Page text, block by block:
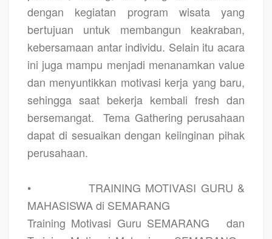
dengan kegiatan program wisata yang
bertujuan untuk membangun keakraban,
kebersamaan antar individu. Selain itu acara
ini juga mampu menjadi menanamkan value
dan menyuntikkan motivasi kerja yang baru,
sehingga saat bekerja kembali fresh dan
bersemangat.
Tema Gathering perusahaan
dapat di sesuaikan dengan keiinginan pihak
perusahaan.
•
TRAINING MOTIVASI GURU &
MAHASISWA di SEMARANG
Training Motivasi Guru SEMARANG
dan